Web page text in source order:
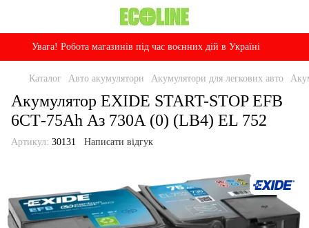
Увага! Робота магазинів під час воєнних дій в Україні
Каталог Авто акумулятори Акумулятори для легкових авто
Акумулятор EXIDE START-STOP EFB
6СТ-75Ah Аз 730А (0) (LB4) EL 752
Артикул: 30131 Написати відгук